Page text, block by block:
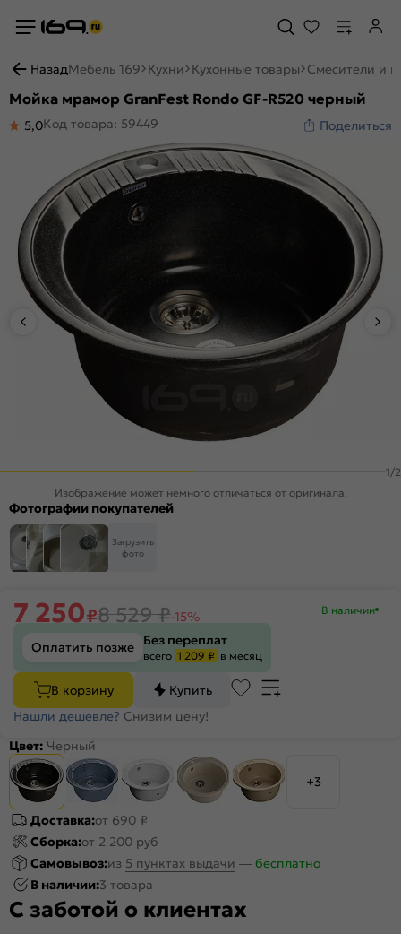
НазадМебель 169 Кухни Кухонные товары Смесители и
Мойка мрамор GranFest Rondo GF-R520 черный
5,0Код товара: 59449 Поделиться
1/2
Изображение может немного отличаться от оригинала.
Фотографии покупателей
Загрузить
фото
7 250₽8 529₽-15% В наличии
Оплатить позже Без переплат
всего 1 209 ₽ в месяц
В корзину
Купить
Нашли дешевле? Снизим цену!
Цвет: Черный
+3
Доставка:от 690 ₽
Сборка:от 2 200 руб
Самовывоз:из 5 пунктах выдачи — бесплатно
В наличии:3 товара
С заботой о клиентах